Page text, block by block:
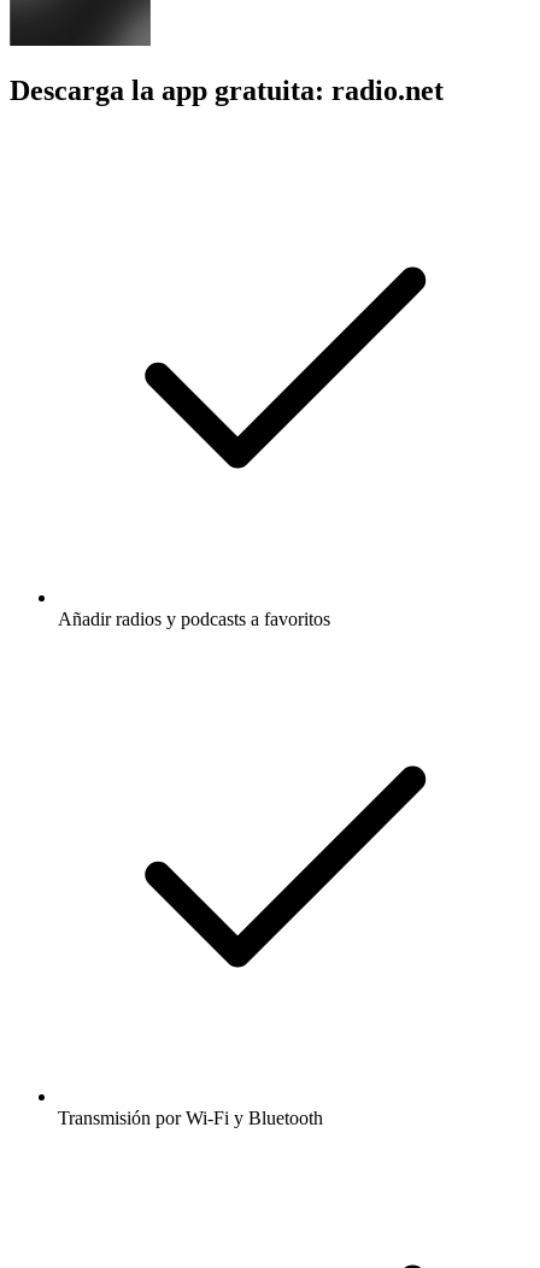
Descarga la app gratuita: radio.net
Añadir radios y podcasts a favoritos
Transmisión por Wi-Fi y Bluetooth